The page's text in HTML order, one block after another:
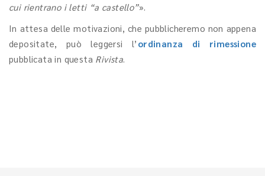
cui rientrano i letti “a castello”».
In attesa delle motivazioni, che pubblicheremo non appena
depositate, può leggersi l’ ordinanza di rimessione
pubblicata in questa Rivista.